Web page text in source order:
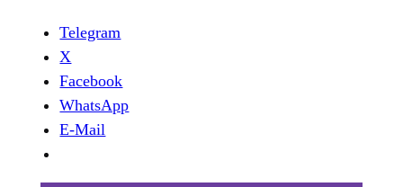
Telegram
X
Facebook
WhatsApp
E-Mail